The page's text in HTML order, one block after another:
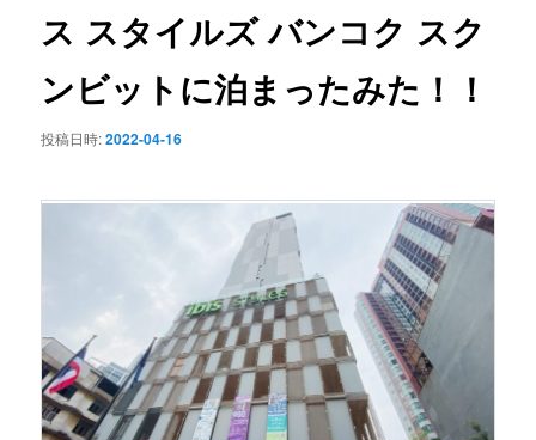
ョ
ン
ス スタイルズ バンコク スク
ンビットに泊まったみた！！
投稿日時:2022-04-16